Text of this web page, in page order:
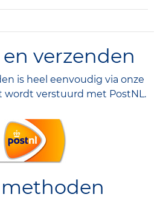
verzenden
is heel eenvoudig via onze
wordt verstuurd met PostNL.